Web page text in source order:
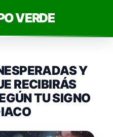
VERDE
Y
RECIBIRÁS
TU SIGNO